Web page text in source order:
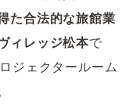
た合法的な旅館業
ィレッジ松本で
ジェクタールーム